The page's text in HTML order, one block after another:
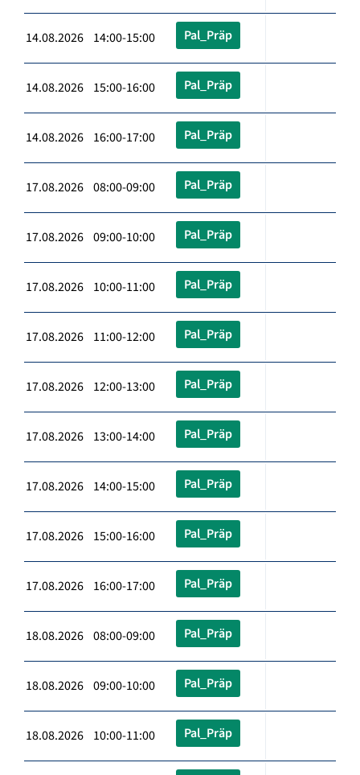
14.08.2026 14:00-15:00 Pal_Präp
14.08.2026 15:00-16:00 Pal_Präp
14.08.2026 16:00-17:00 Pal_Präp
17.08.2026 08:00-09:00 Pal_Präp
17.08.2026 09:00-10:00 Pal_Präp
17.08.2026 10:00-11:00 Pal_Präp
17.08.2026 11:00-12:00 Pal_Präp
17.08.2026 12:00-13:00 Pal_Präp
17.08.2026 13:00-14:00 Pal_Präp
17.08.2026 14:00-15:00 Pal_Präp
17.08.2026 15:00-16:00 Pal_Präp
17.08.2026 16:00-17:00 Pal_Präp
18.08.2026 08:00-09:00 Pal_Präp
18.08.2026 09:00-10:00 Pal_Präp
18.08.2026 10:00-11:00 Pal_Präp